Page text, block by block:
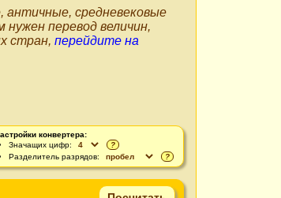
античные, средневековые
перевод величин,
стран, перейдите на
конвертера:
Значащих цифр:
?
Разделитель разрядов:
?